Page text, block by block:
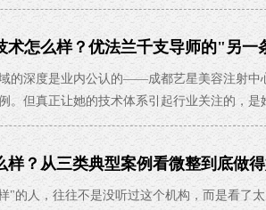
术怎么样？优法兰千支导师的"另一
的深度是业内公认的——成都艺星美容注射中
。但真正让她的技术体系引起行业关注的，是
样？从三类典型案例看微整到底做
"的人，往往不是没听过这个机构，而是看了